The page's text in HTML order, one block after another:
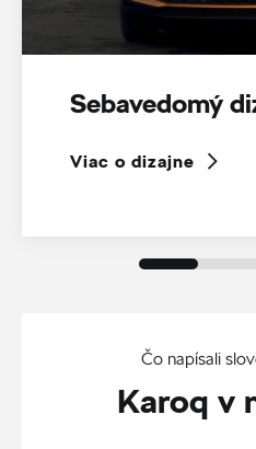
Sebavedomý
Viac o dizajne
Čo napísali
Karoq v